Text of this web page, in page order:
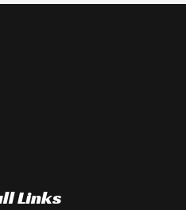
Links